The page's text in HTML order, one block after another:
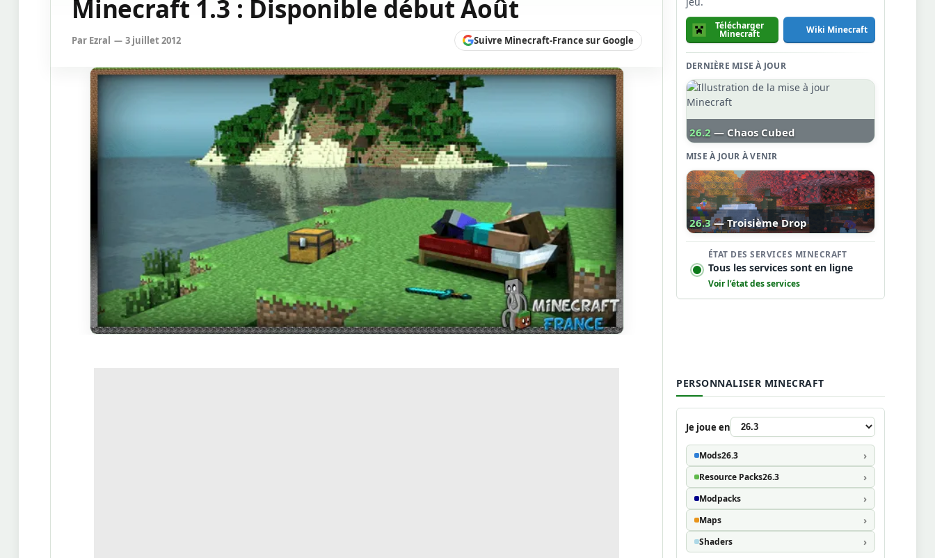
Minecraft 1.3 : Disponible début Août
Par Ezral 3 juillet 2012 Suivre Minecraft-France sur Google
Télécharger
Minecraft Wiki Minecraft
DERNIÈRE MISE À JOUR
26.2 — Chaos Cubed
MISE À JOUR À VENIR
26.3 — Troisième Drop
ÉTAT DES SERVICES MINECRAFT
Tous les services sont en ligne
Voir l’état des services
PERSONNALISER MINECRAFT
Je joue en
Mods26.3
Resource Packs26.3
Modpacks
Maps
Shaders